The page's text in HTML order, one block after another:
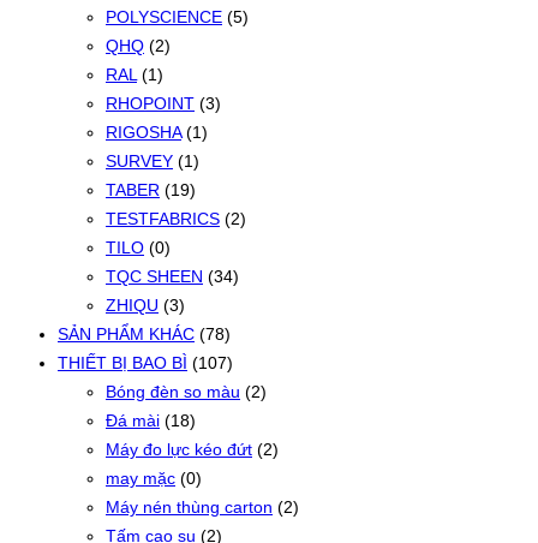
POLYSCIENCE (5)
QHQ (2)
RAL (1)
RHOPOINT (3)
RIGOSHA (1)
SURVEY (1)
TABER (19)
TESTFABRICS (2)
TILO (0)
TQC SHEEN (34)
ZHIQU (3)
SẢN PHẨM KHÁC (78)
THIẾT BỊ BAO BÌ (107)
Bóng đèn so màu (2)
Đá mài (18)
Máy đo lực kéo đứt (2)
may mặc (0)
Máy nén thùng carton (2)
Tấm cao su (2)